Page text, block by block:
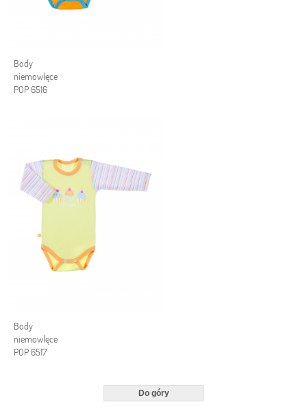
Body
niemowlęce
POP 6516
Body
niemowlęce
POP 6517
Do góry